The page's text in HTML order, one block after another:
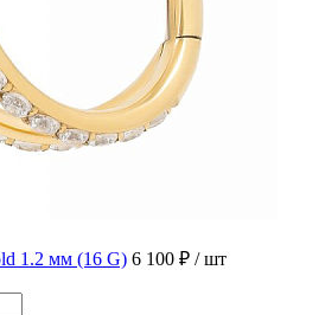
1.2 мм (16 G) 6 100 ₽ / шт